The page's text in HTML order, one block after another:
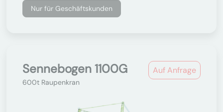
Nur für Geschäftskunden
Auf Anfrage
Sennebogen 1100G
600t Raupenkran